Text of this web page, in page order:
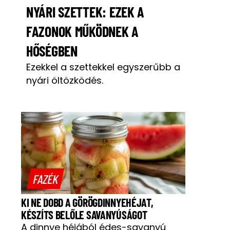
NYÁRI SZETTEK: EZEK A
FAZONOK MŰKÖDNEK A
HŐSÉGBEN
Ezekkel a szettekkel egyszerűbb a
nyári öltözködés.
FAZÉK
KI NE DOBD A GÖRÖGDINNYEHÉJAT,
KÉSZÍTS BELŐLE SAVANYÚSÁGOT
A dinnye héjából édes-savanyú